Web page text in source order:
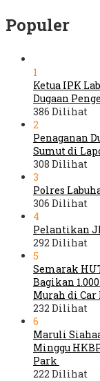
Populer
1
Ketua IPK
Dugaan
386 Dilihat
2
Penaganan
Sumut di
308 Dilihat
3
Polres
306 Dilihat
4
Pelantikan
292 Dilihat
5
Semarak
Bagikan
Murah di Car
232 Dilihat
6
Maruli
Minggu
Park
222 Dilihat